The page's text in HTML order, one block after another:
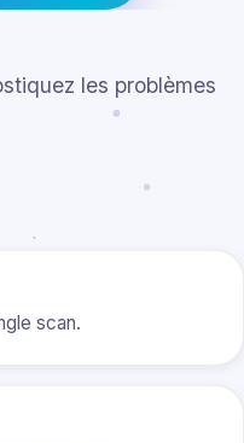
les problèmes
scan.